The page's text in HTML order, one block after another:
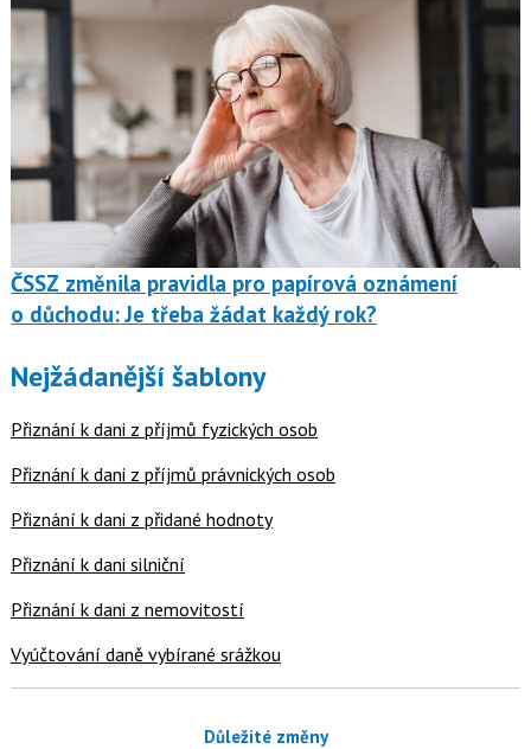
ČSSZ změnila pravidla pro papírová oznámení
o důchodu: Je třeba žádat každý rok?
Nejžádanější šablony
Přiznání k dani z příjmů fyzických osob
Přiznání k dani z příjmů právnických osob
Přiznání k dani z přidané hodnoty
Přiznání k dani silniční
Přiznání k dani z nemovitostí
Vyúčtování daně vybírané srážkou
Důležité změny